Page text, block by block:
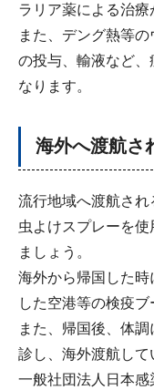
ラリア薬による治療
また、デング熱等
の投与、輸液など、
なります。
海外へ渡航さ
流行地域へ渡航され
虫よけスプレーを
ましょう。
海外から帰国した
した空港等の検疫ブ
また、帰国後、体
診し、海外渡航して
一般社団法人日本感